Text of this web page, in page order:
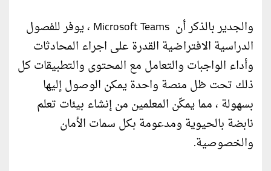
والجدير بالذكر أن Microsoft Teams ، يوفر للفصول
الدراسية الافتراضية القدرة على اجراء المحادثات
وأداء الواجبات والتعامل مع المحتوى والتطبيقات كل
ذلك تحت ظل منصة واحدة يمكن الوصول إليها
بسهولة ، مما يمكّن المعلمين من إنشاء بيئات تعلم
نابضة بالحيوية ومدعومة بكل سمات الأمان
والخصوصية.